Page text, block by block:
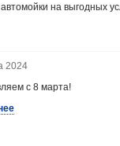
на выгодных
2024
с 8 марта!